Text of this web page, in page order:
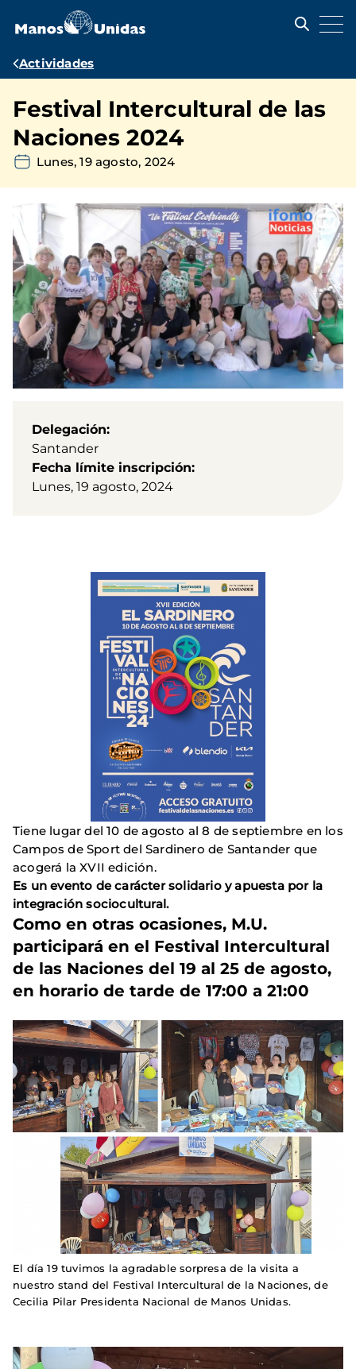
contenido
Ruta
navegación
Actividades
Festival Intercultural de las
Naciones 2024
Lunes, 19 agosto, 2024
Delegación
Santander
Fecha límite inscripción
Lunes, 19 agosto, 2024
Tiene lugar del 10 de agosto al 8 de septiembre en los
Campos de Sport del Sardinero de Santander que
acogerá la XVII edición.
Es un evento de carácter solidario y apuesta por la
integración sociocultural.
Como en otras ocasiones, M.U.
participará en el Festival Intercultural
de las Naciones del 19 al 25 de agosto,
en horario de tarde de 17:00 a 21:00
El día 19 tuvimos la agradable sorpresa de la visita a
nuestro stand del Festival Intercultural de la Naciones, de
Cecilia Pilar Presidenta Nacional de Manos Unidas.